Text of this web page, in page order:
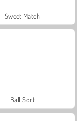
Sweet Match
Ball Sort